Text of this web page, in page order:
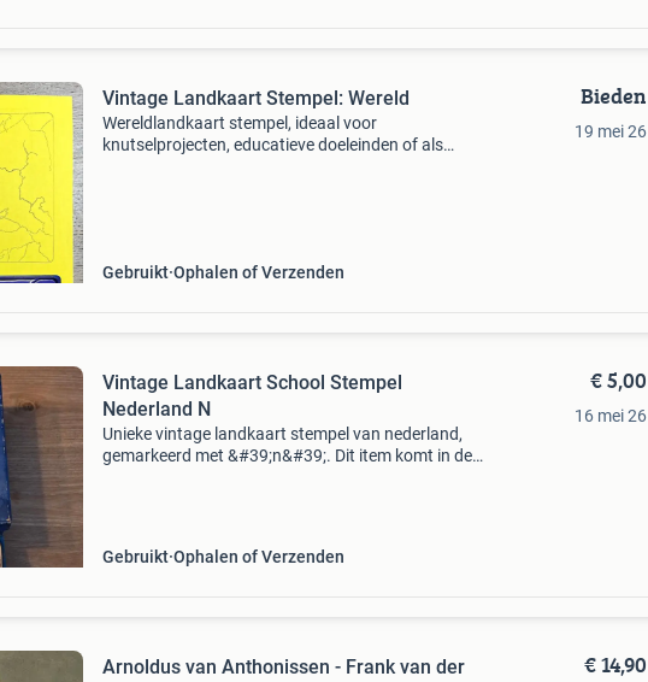
Vintage Landkaart Stempel: Wereld
Wereldlandkaart stempel, ideaal voor
knutselprojecten, educatieve doeleinden of als
Gebruikt Ophalen of Verzenden
Bieden
19 mei 26
Vintage Landkaart School Stempel
Nederland N
Unieke vintage landkaart stempel van nederland,
gemarkeerd met &#39;n&#39;. Dit item komt in de
Gebruikt Ophalen of Verzenden
€ 5,00
16 mei 26
Arnoldus van Anthonissen - Frank van der € 14,90